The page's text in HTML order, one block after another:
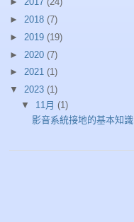
► 2018 (7)
► 2019 (19)
► 2020 (7)
► 2021 (1)
▼ 2023 (1)
▼ 11月 (1)
影音系統接地的基本知識